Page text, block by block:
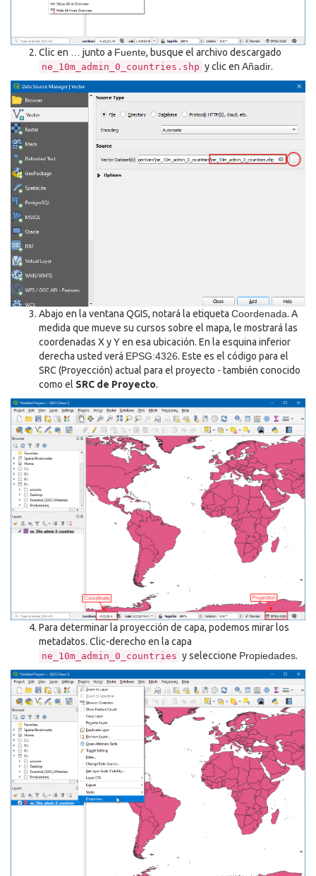
Clic en … junto a Fuente, busque el archivo descargado
ne_10m_admin_0_countries.shp y clic en Añadir.
Abajo en la ventana QGIS, notará la etiqueta Coordenada. A
medida que mueve su cursos sobre el mapa, le mostrará las
coordenadas X y Y en esa ubicación. En la esquina inferior
derecha usted verá EPSG:4326. Este es el código para el
SRC (Proyección) actual para el proyecto - también conocido
como el SRC de Proyecto.
Para determinar la proyección de capa, podemos mirar los
metadatos. Clic-derecho en la capa
ne_10m_admin_0_countries y seleccione Propiedades.